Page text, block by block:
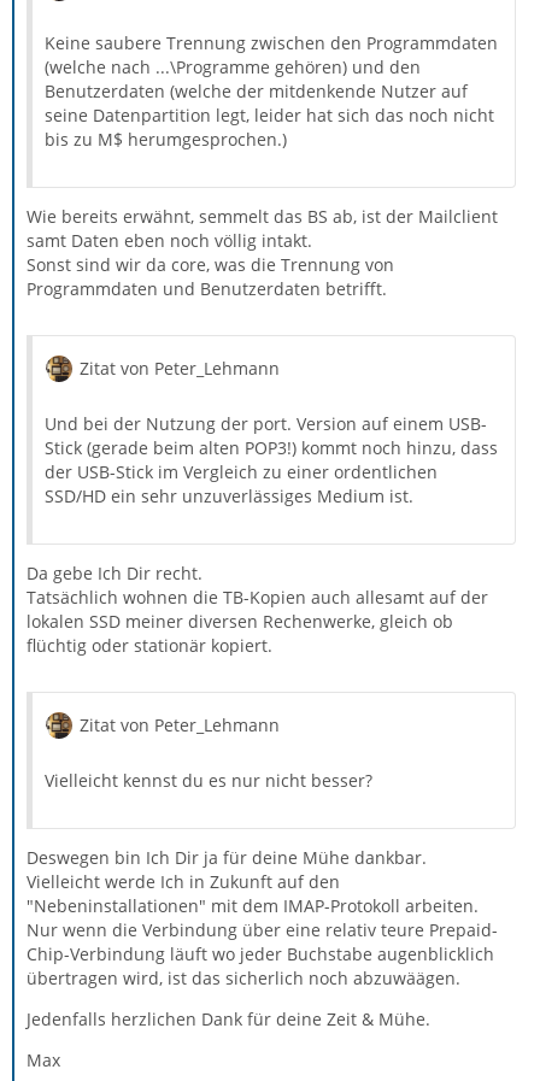
Keine saubere Trennung zwischen den Programmdaten
(welche nach ...\Programme gehören) und den
Benutzerdaten (welche der mitdenkende Nutzer auf
seine Datenpartition legt, leider hat sich das noch nicht
bis zu M$ herumgesprochen.)
Wie bereits erwähnt, semmelt das BS ab, ist der Mailclient
samt Daten eben noch völlig intakt.
Sonst sind wir da core, was die Trennung von
Programmdaten und Benutzerdaten betrifft.
Zitat von Peter_Lehmann
Und bei der Nutzung der port. Version auf einem USB-
Stick (gerade beim alten POP3!) kommt noch hinzu, dass
der USB-Stick im Vergleich zu einer ordentlichen
SSD/HD ein sehr unzuverlässiges Medium ist.
Da gebe Ich Dir recht.
Tatsächlich wohnen die TB-Kopien auch allesamt auf der
lokalen SSD meiner diversen Rechenwerke, gleich ob
flüchtig oder stationär kopiert.
Zitat von Peter_Lehmann
Vielleicht kennst du es nur nicht besser?
Deswegen bin Ich Dir ja für deine Mühe dankbar.
Vielleicht werde Ich in Zukunft auf den
"Nebeninstallationen" mit dem IMAP-Protokoll arbeiten.
Nur wenn die Verbindung über eine relativ teure Prepaid-
Chip-Verbindung läuft wo jeder Buchstabe augenblicklich
übertragen wird, ist das sicherlich noch abzuwäägen.
Jedenfalls herzlichen Dank für deine Zeit & Mühe.
Max